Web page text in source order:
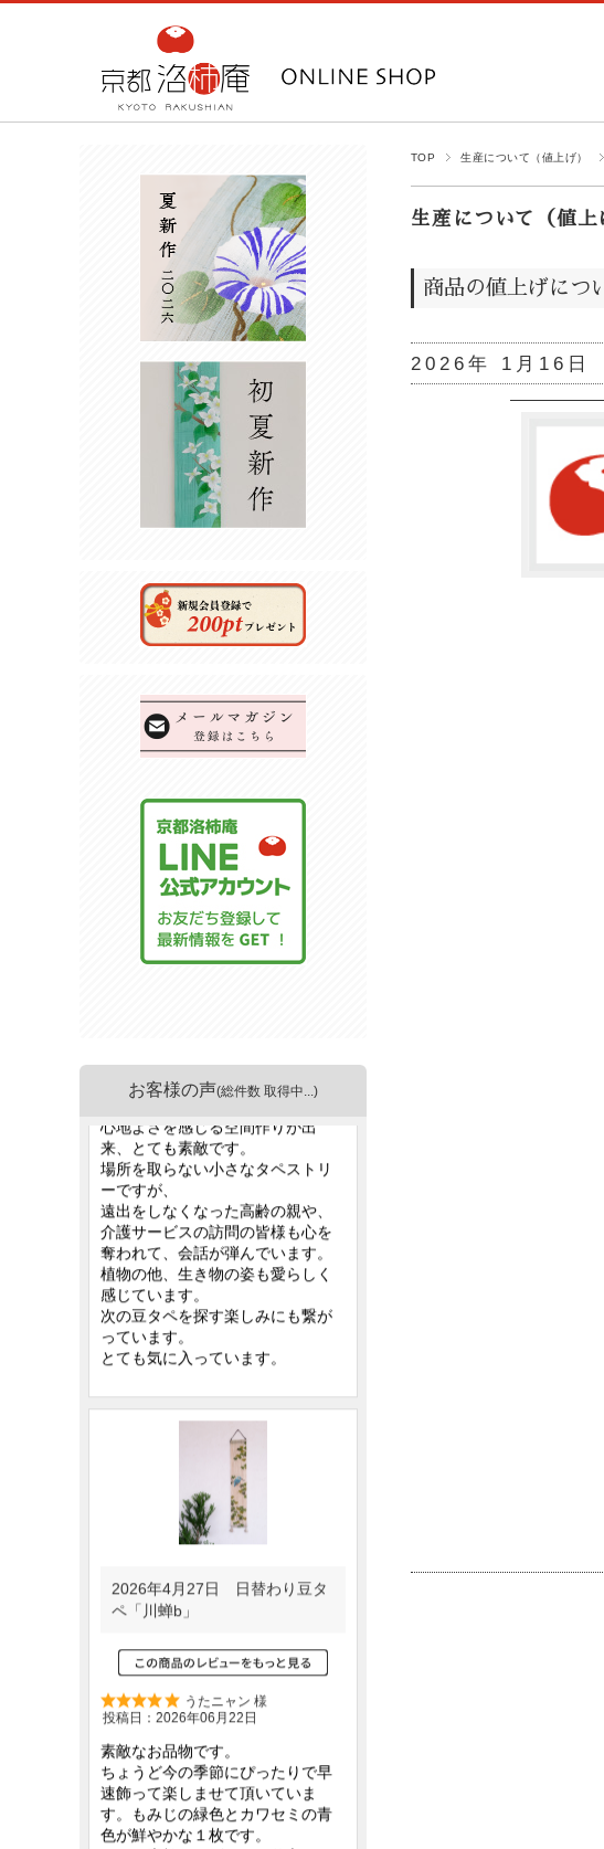
TOP 生産について（値上げ）
生産について（値上
商品の値上げにつ
2026年 1月16日
お客様の声(総件数 取得中...)